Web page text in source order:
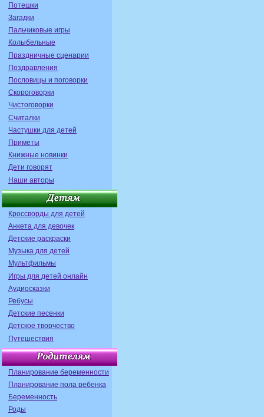
Потешки
Загадки
Пальчиковые игры
Колыбельные
Праздничные сценарии
Поздравления
Пословицы и поговорки
Скороговорки
Чистоговорки
Считалки
Частушки для детей
Приметы
Книжные новинки
Дети говорят
Наши авторы
Кроссворды для детей
Анкета для девочек
Детские раскраски
Музыка для детей
Мультфильмы
Игры для детей онлайн
Аудиосказки
Ребусы
Детские песенки
Детское творчество
Путешествия
Планирование беременности
Планирование пола ребенка
Беременность
Роды